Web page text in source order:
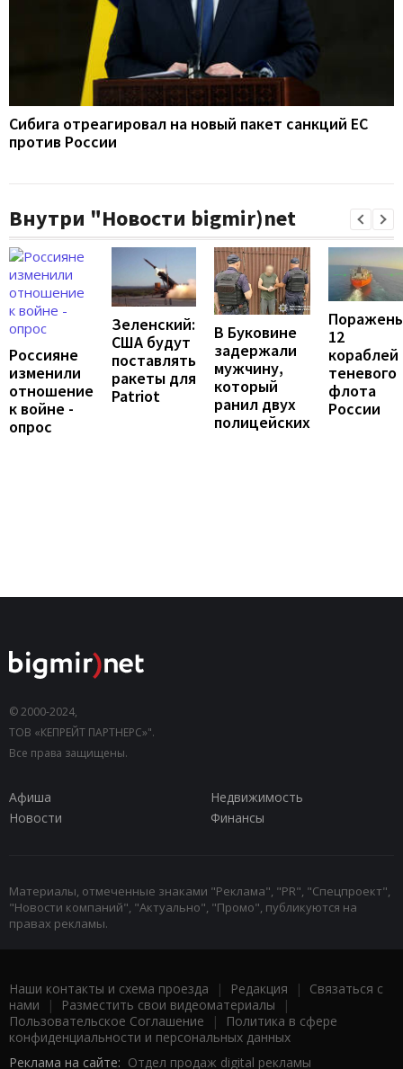
Сибига отреагировал на новый пакет санкций ЕС
против России
Внутри "Новости bigmir)net
Россияне
изменили
отношение
к войне -
опрос
Зеленский:
США будут
поставлять
ракеты для
Patriot
В Буковине
задержали
мужчину,
который
ранил двух
полицейских
12
кораблей
теневого
флота
России
© 2000-2024,
ТОВ «КЕПРЕЙТ ПАРТНЕРС»".
Все права защищены.
Афиша
Недвижимость
Новости
Финансы
Материалы, отмеченные знаками "Реклама", "PR", "Спецпроект",
"Новости компаний", "Актуально", "Промо", публикуются на
правах рекламы.
Наши контакты и схема проезда | Редакция | Связаться с
нами | Разместить свои видеоматериалы |
Пользовательское Соглашение |
Политика в сфере
конфиденциальности и персональных данных
Реклама на сайте: Отдел продаж digital рекламы